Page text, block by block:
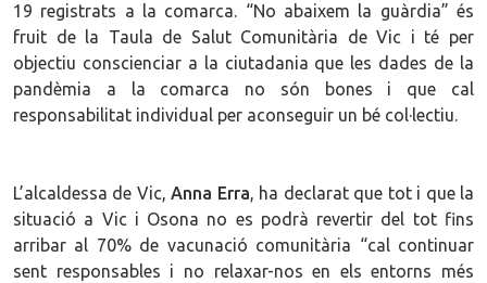
19 registrats a la comarca. “No abaixem la guàrdia” és
fruit de la Taula de Salut Comunitària de Vic i té per
objectiu conscienciar a la ciutadania que les dades de la
pandèmia a la comarca no són bones i que cal
responsabilitat individual per aconseguir un bé col·lectiu.
L’alcaldessa de Vic,Anna Erra, ha declarat que tot i que la
situació a Vic i Osona no es podrà revertir del tot fins
arribar al 70% de vacunació comunitària “cal continuar
sent responsables i no relaxar-nos en els entorns més